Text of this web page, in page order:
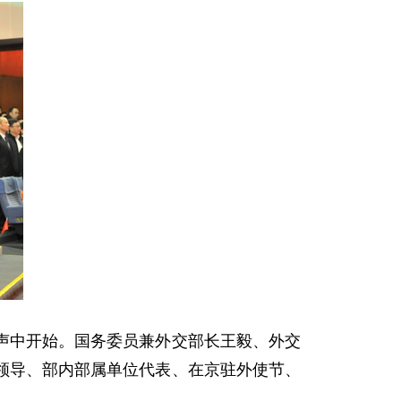
开始。国务委员兼外交部长王毅、外交
、部内部属单位代表、在京驻外使节、